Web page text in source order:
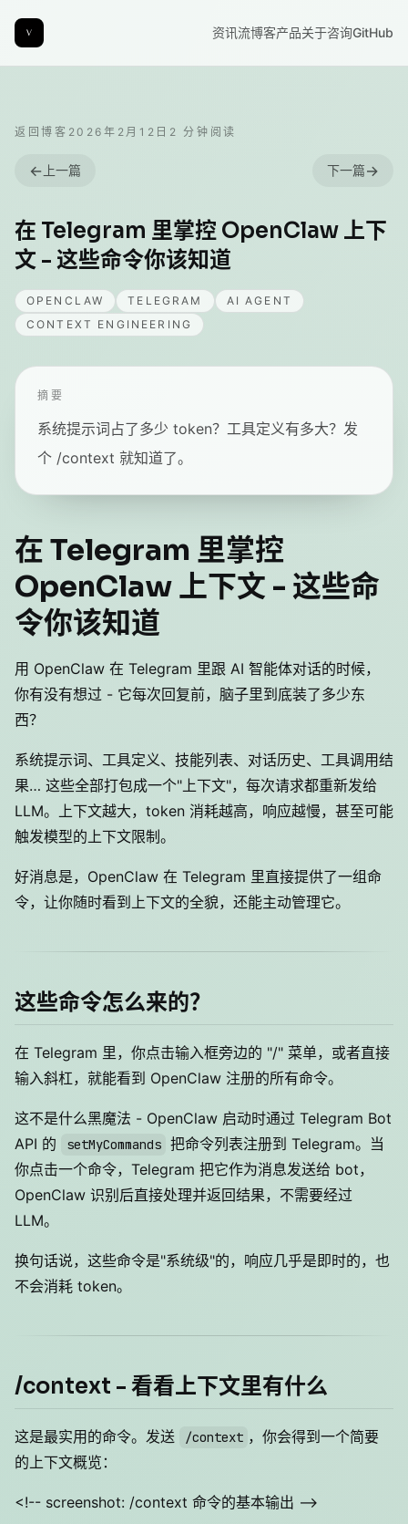
资讯流博客产品关于咨询GitHub
返回博客 2026年2月12日 2 分钟阅读
← 上一篇 下一篇→
在 Telegram 里掌控 OpenClaw 上下
文 - 这些命令你该知道
OPENCLAW TELEGRAM
AI AGENT
CONTEXT ENGINEERING
摘要
系统提示词占了多少 token？工具定义有多大？发
个 /context 就知道了。
在 Telegram 里掌控
OpenClaw 上下文 - 这些命
令你该知道
用 OpenClaw 在 Telegram 里跟 AI 智能体对话的时候，
你有没有想过 - 它每次回复前，脑子里到底装了多少东
西？
系统提示词、工具定义、技能列表、对话历史、工具调用结
果… 这些全部打包成一个"上下文"，每次请求都重新发给
LLM。上下文越大，token 消耗越高，响应越慢，甚至可能
触发模型的上下文限制。
好消息是，OpenClaw 在 Telegram 里直接提供了一组命
令，让你随时看到上下文的全貌，还能主动管理它。
这些命令怎么来的？
在 Telegram 里，你点击输入框旁边的 "/" 菜单，或者直接
输入斜杠，就能看到 OpenClaw 注册的所有命令。
这不是什么黑魔法 - OpenClaw 启动时通过 Telegram Bot
API 的
setMyCommands 把命令列表注册到 Telegram。当
你点击一个命令，Telegram 把它作为消息发送给 bot，
OpenClaw 识别后直接处理并返回结果，不需要经过
LLM。
换句话说，这些命令是"系统级"的，响应几乎是即时的，也
不会消耗 token。
/context - 看看上下文里有什么
这是最实用的命令。发送 /context ，你会得到一个简要
的上下文概览：
<!-- screenshot: /context 命令的基本输出 -->